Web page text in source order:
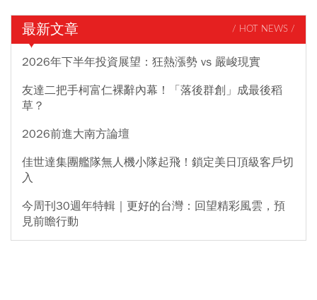
最新文章 / HOT NEWS /
2026年下半年投資展望：狂熱漲勢 vs 嚴峻現實
友達二把手柯富仁裸辭內幕！「落後群創」成最後稻
草？
2026前進大南方論壇
佳世達集團艦隊無人機小隊起飛！鎖定美日頂級客戶切
入
今周刊30週年特輯｜更好的台灣：回望精彩風雲，預
見前瞻行動